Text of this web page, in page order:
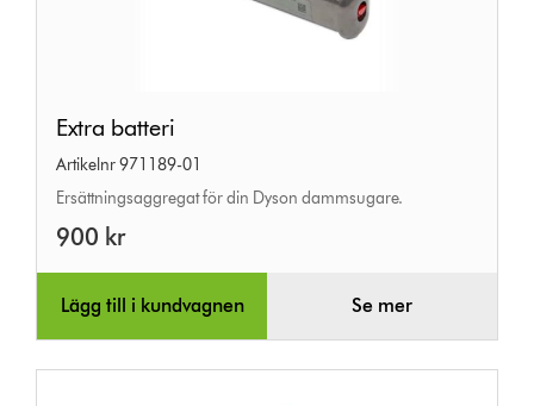
batteri
Extra batteri
Artikelnr 971189-01
Ersättningsaggregat för din Dyson dammsugare.
900 kr
Lägg till i kundvagnen Se mer